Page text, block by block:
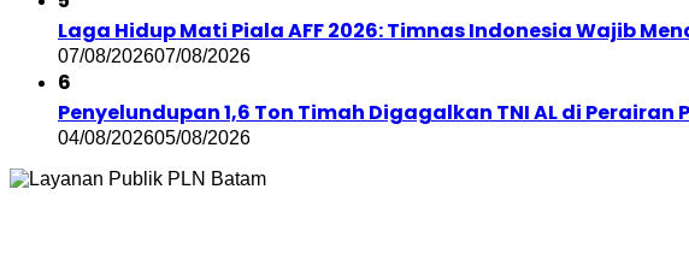
Laga Hidup Mati Piala AFF 2026: Timnas Indonesia Wajib
07/08/202607/08/2026
6
Penyelundupan 1,6 Ton Timah Digagalkan TNI AL di
04/08/202605/08/2026